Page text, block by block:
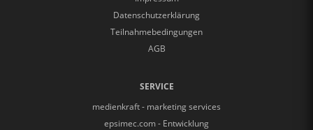
Datenschutzerklärung
Teilnahmebedingungen
AGB
SERVICE
medienkraft - marketing services
epsimec.com - Entwicklung